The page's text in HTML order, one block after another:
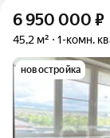
6 950 000 ₽
45,2 м² 1-комн.
новостройка